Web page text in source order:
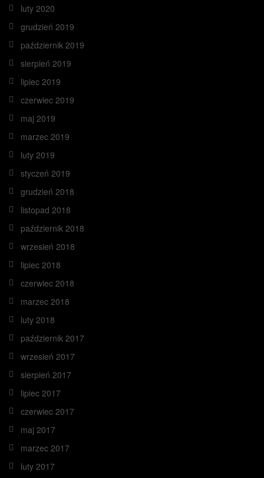
luty 2020
grudzień 2019
październik 2019
sierpień 2019
lipiec 2019
czerwiec 2019
maj 2019
marzec 2019
luty 2019
styczeń 2019
grudzień 2018
listopad 2018
październik 2018
wrzesień 2018
lipiec 2018
czerwiec 2018
marzec 2018
luty 2018
październik 2017
wrzesień 2017
sierpień 2017
lipiec 2017
czerwiec 2017
maj 2017
marzec 2017
luty 2017